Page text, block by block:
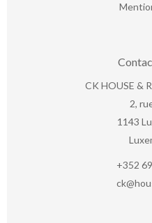
CK HOUSE &
2,
1143
+352